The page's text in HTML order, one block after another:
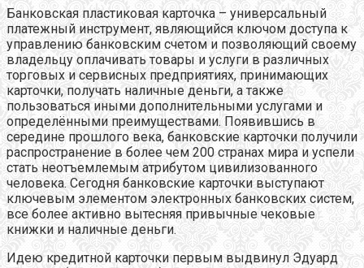
Банковская пластиковая карточка – универсальный
платежный инструмент, являющийся ключом доступа к
управлению банковским счетом и позволяющий своему
владельцу оплачивать товары и услуги в различных
торговых и сервисных предприятиях, принимающих
карточки, получать наличные деньги, а также
пользоваться иными дополнительными услугами и
определёнными преимуществами. Появившись в
середине прошлого века, банковские карточки получили
распространение в более чем 200 странах мира и успели
стать неотъемлемым атрибутом цивилизованного
человека. Сегодня банковские карточки выступают
ключевым элементом электронных банковских систем,
все более активно вытесняя привычные чековые
книжки и наличные деньги.
Идею кредитной карточки первым выдвинул Эдуард